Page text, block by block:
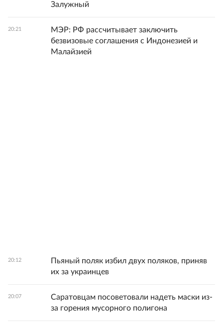
Залужный
20:21
МЭР: РФ рассчитывает заключить
безвизовые соглашения с Индонезией и
Малайзией
20:12
Пьяный поляк избил двух поляков, приняв
их за украинцев
20:07
Саратовцам посоветовали надеть маски из-
за горения мусорного полигона